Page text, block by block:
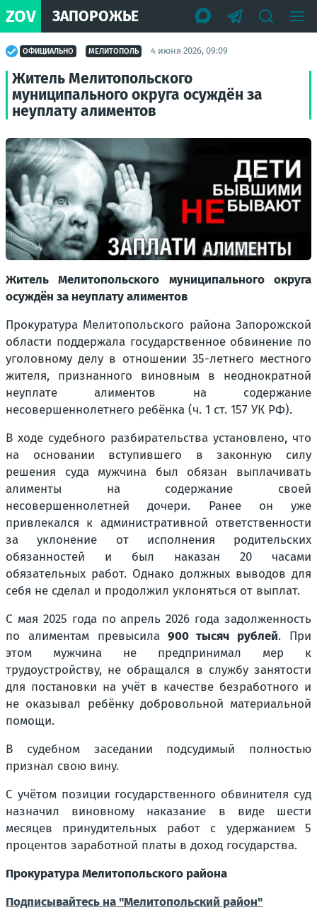
ZOV ЗАПОРОЖЬЕ
ОФИЦИАЛЬНО МЕЛИТОПОЛЬ 4 июня 2026, 09:09
Житель Мелитопольского
муниципального округа осуждён за
неуплату алиментов
Житель Мелитопольского муниципального округа
осуждён за неуплату алиментов
Прокуратура Мелитопольского района Запорожской
области поддержала государственное обвинение по
уголовному делу в отношении 35-летнего местного
жителя, признанного виновным в неоднократной
неуплате алиментов на содержание
несовершеннолетнего ребёнка (ч. 1 ст. 157 УК РФ).
В ходе судебного разбирательства установлено, что
на основании вступившего в законную силу
решения суда мужчина был обязан выплачивать
алименты на содержание своей
несовершеннолетней дочери. Ранее он уже
привлекался к административной ответственности
за уклонение от исполнения родительских
обязанностей и был наказан 20 часами
обязательных работ. Однако должных выводов для
себя не сделал и продолжил уклоняться от выплат.
С мая 2025 года по апрель 2026 года задолженность
по алиментам превысила900 тысяч рублей. При
этом мужчина не предпринимал мер к
трудоустройству, не обращался в службу занятости
для постановки на учёт в качестве безработного и
не оказывал ребёнку добровольной материальной
помощи.
В судебном заседании подсудимый полностью
признал свою вину.
С учётом позиции государственного обвинителя суд
назначил виновному наказание в виде шести
месяцев принудительных работ с удержанием 5
процентов заработной платы в доход государства.
Прокуратура Мелитопольского района
Подписывайтесь на "Мелитопольский район"